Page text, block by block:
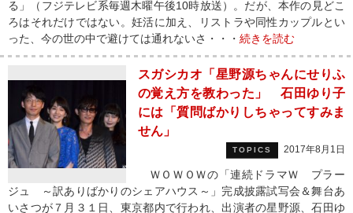
る」（フジテレビ系毎週木曜午後10時放送）。だが、本作の見どこ
ろはそれだけではない。妊活に加え、リストラや同性カップルとい
った、今の世の中で避けては通れないさ・・・ 続きを読む
スガシカオ「星野源ちゃんにせりふ
の覚え方を教わった」 石田ゆり子
には「質問ばかりしちゃってすみま
せん」
TOPICS 2017年8月1日
ＷＯＷＯＷの「連続ドラマＷ プラー
ジュ ～訳ありばかりのシェアハウス～」完成披露試写会＆舞台あ
いさつが７月３１日、東京都内で行われ、出演者の星野源、石田ゆ